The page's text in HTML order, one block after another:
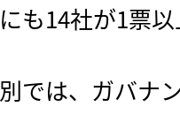
も14社が1票
では、ガバナ